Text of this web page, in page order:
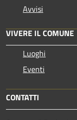
Avvisi
VIVERE IL COMUNE
Luoghi
Eventi
CONTATTI